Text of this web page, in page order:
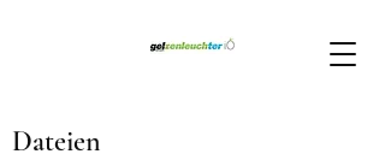
Dateien